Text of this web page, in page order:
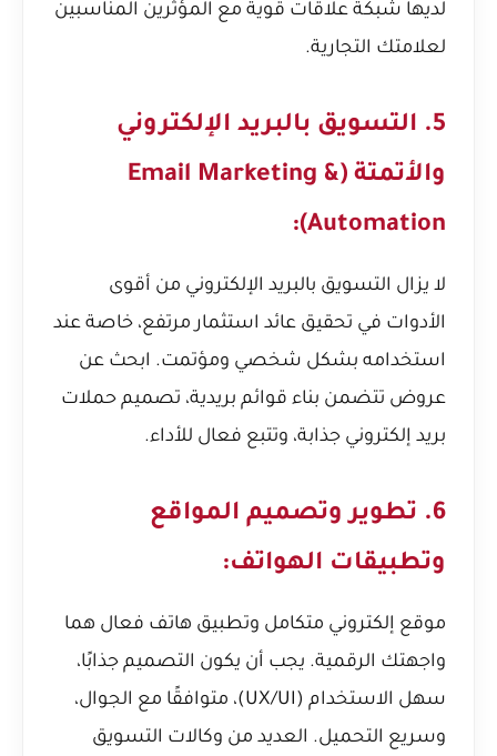
لديها شبكة علاقات قوية مع المؤثرين المناسبين
لعلامتك التجارية.
5. التسويق بالبريد الإلكتروني
والأتمتة (Email Marketing &
Automation):
لا يزال التسويق بالبريد الإلكتروني من أقوى
الأدوات في تحقيق عائد استثمار مرتفع، خاصة عند
استخدامه بشكل شخصي ومؤتمت. ابحث عن
عروض تتضمن بناء قوائم بريدية، تصميم حملات
بريد إلكتروني جذابة، وتتبع فعال للأداء.
6. تطوير وتصميم المواقع
وتطبيقات الهواتف:
موقع إلكتروني متكامل وتطبيق هاتف فعال هما
واجهتك الرقمية. يجب أن يكون التصميم جذابًا،
سهل الاستخدام (UX/UI)، متوافقًا مع الجوال،
وسريع التحميل. العديد من وكالات التسويق